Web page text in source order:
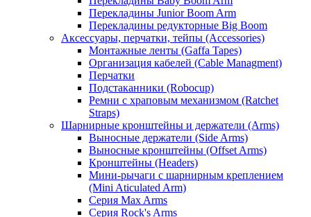
Перекладины Junior Boom Arm
Перекладины редукторные Big Boom
Аксессуары, перчатки, тейпы (Accessories)
Монтажные ленты (Gaffa Tapes)
Организация кабелей (Cable Managment)
Перчатки
Подстаканники (Robocup)
Ремни с храповым механизмом (Ratchet
Straps)
Шарнирные кронштейны и держатели (Arms)
Выносные держатели (Side Arms)
Выносные кронштейны (Offset Arms)
Кронштейны (Headers)
Мини-рычаги с шарнирным креплением
(Mini Aticulated Arm)
Серия Max Arms
Серия Rock's Arms